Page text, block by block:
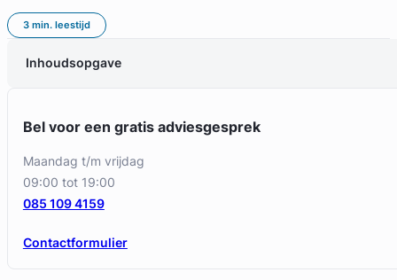
3 min. leestijd
Inhoudsopgave
Bel voor een gratis adviesgesprek
maandag t/m vrijdag
09:00 tot 19:00
Contactformulier
085 109 4159